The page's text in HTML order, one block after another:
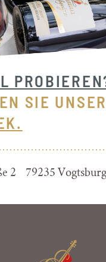
SIE
2 79235